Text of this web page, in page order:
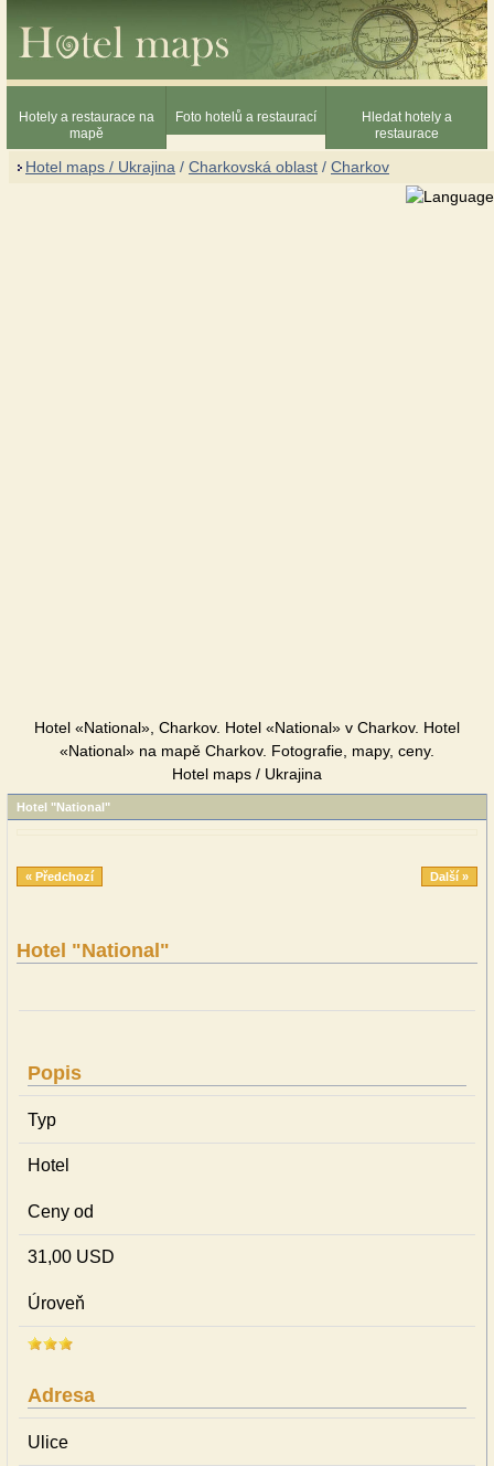
Hotely a restaurace na
mapě
Foto hotelů a restaurací
Hledat hotely a
restaurace
Hotel maps / Ukrajina / Charkovská oblast / Charkov
Hotel «National», Charkov. Hotel «National» v Charkov. Hotel
«National» na mapě Charkov. Fotografie, mapy, ceny.
Hotel maps / Ukrajina
Hotel "National"
« Předchozí Další »
Hotel "National"
Popis
Typ
Hotel
Ceny od
31,00 USD
Úroveň
Adresa
Ulice